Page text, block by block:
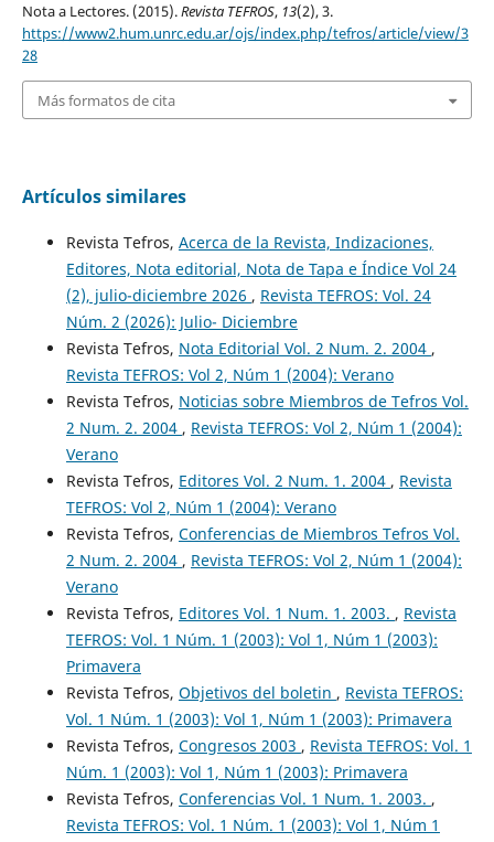
Nota a Lectores. (2015).Revista TEFROS, 13(2), 3.
https://www2.hum.unrc.edu.ar/ojs/index.php/tefros/article/view/3
28
Más formatos de cita
Artículos similares
Revista Tefros, Acerca de la Revista, Indizaciones,
Editores, Nota editorial, Nota de Tapa e Índice Vol 24
(2), julio-diciembre 2026 , Revista TEFROS: Vol. 24
Núm. 2 (2026): Julio- Diciembre
Revista Tefros, Nota Editorial Vol. 2 Num. 2. 2004 ,
Revista TEFROS: Vol 2, Núm 1 (2004): Verano
Revista Tefros, Noticias sobre Miembros de Tefros Vol.
2 Num. 2. 2004 , Revista TEFROS: Vol 2, Núm 1 (2004):
Verano
Revista Tefros, Editores Vol. 2 Num. 1. 2004 , Revista
TEFROS: Vol 2, Núm 1 (2004): Verano
Revista Tefros, Conferencias de Miembros Tefros Vol.
2 Num. 2. 2004 , Revista TEFROS: Vol 2, Núm 1 (2004):
Verano
Revista Tefros, Editores Vol. 1 Num. 1. 2003. , Revista
TEFROS: Vol. 1 Núm. 1 (2003): Vol 1, Núm 1 (2003):
Primavera
Revista Tefros, Objetivos del boletin , Revista TEFROS:
Vol. 1 Núm. 1 (2003): Vol 1, Núm 1 (2003): Primavera
Revista Tefros, Congresos 2003 , Revista TEFROS: Vol. 1
Núm. 1 (2003): Vol 1, Núm 1 (2003): Primavera
Revista Tefros, Conferencias Vol. 1 Num. 1. 2003. ,
Revista TEFROS: Vol. 1 Núm. 1 (2003): Vol 1, Núm 1